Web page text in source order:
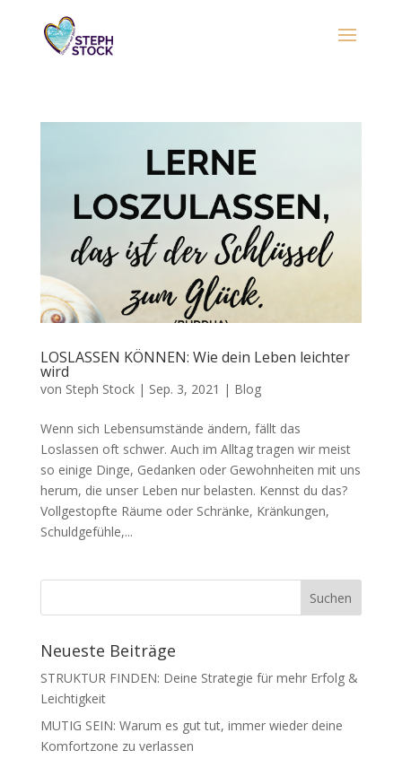
LOSLASSEN KÖNNEN: Wie dein Leben leichter
wird
von Steph Stock| Sep. 3, 2021 | Blog
Wenn sich Lebensumstände ändern, fällt das
Loslassen oft schwer. Auch im Alltag tragen wir meist
so einige Dinge, Gedanken oder Gewohnheiten mit uns
herum, die unser Leben nur belasten. Kennst du das?
Vollgestopfte Räume oder Schränke, Kränkungen,
Schuldgefühle,...
Neueste Beiträge
STRUKTUR FINDEN: Deine Strategie für mehr Erfolg &
Leichtigkeit
MUTIG SEIN: Warum es gut tut, immer wieder deine
Komfortzone zu verlassen